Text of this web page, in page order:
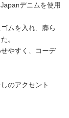
デニムを使用
ムを入れ、膨ら
。
やすく、コーデ
のアクセント